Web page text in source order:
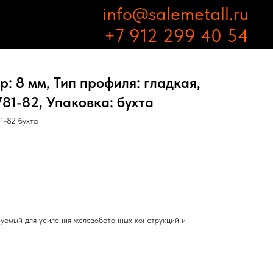
info@salemetall.ru
+7 912 299 40 54
8 мм, Тип профиля: гладкая,
82, Упаковка: бухта
82 бухта
для усиления железобетонных конструкций и